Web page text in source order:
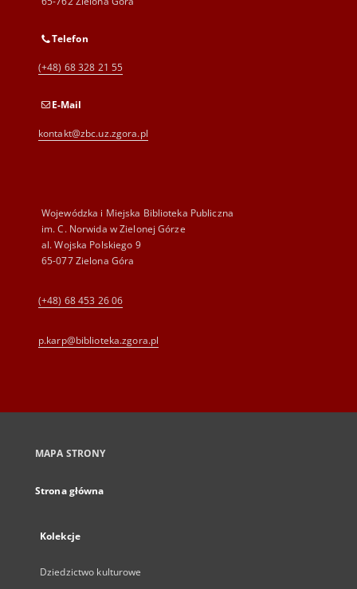
Telefon
(+48) 68 328 21 55
E-Mail
kontakt@zbc.uz.zgora.pl
Wojewódzka i Miejska Biblioteka Publiczna
im. C. Norwida w Zielonej Górze
al. Wojska Polskiego 9
65-077 Zielona Góra
(+48) 68 453 26 06
p.karp@biblioteka.zgora.pl
MAPA STRONY
Strona główna
Kolekcje
Dziedzictwo kulturowe